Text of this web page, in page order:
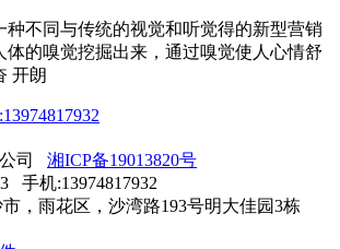
种不同与传统的视觉和听觉得的新型营销
体的嗅觉挖掘出来，通过嗅觉使人心情舒
开朗
司 湘ICP备19013820号
手机:13974817932
，雨花区，沙湾路193号明大佳园3栋